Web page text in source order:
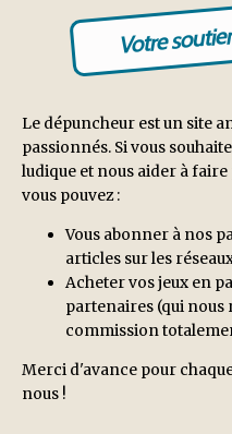
Votre
Le dépuncheur est un site
passionnés. Si vous
ludique et nous aider à
vous pouvez :
Vous abonner à nos
articles sur les
Acheter vos jeux en
partenaires (qui nous
commission
Merci d'avance pour
nous !